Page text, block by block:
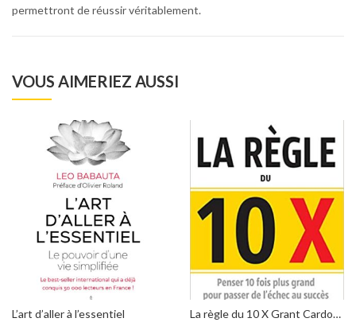
permettront de réussir véritablement.
VOUS AIMERIEZ AUSSI
à l’essentiel La règle du 10 X Grant Cardone